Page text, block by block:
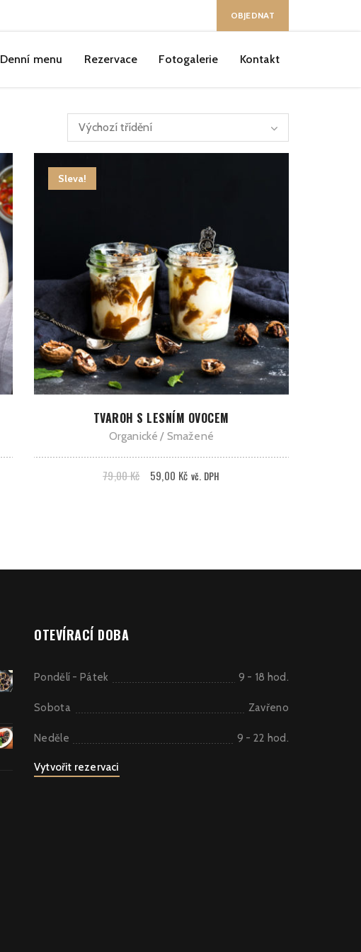
OBJEDNAT
Denní menu Rezervace Fotogalerie Kontakt
Sleva!
PŘIDAT DO KOŠÍKU
TVAROH S LESNÍM OVOCEM
Organické Smažené
79,00Kč 59,00 Kč vč. DPH
OTEVÍRACÍ DOBA
Pondělí - Pátek 9 - 18 hod.
Sobota Zavřeno
Neděle 9 - 22 hod.
Vytvořit rezervaci